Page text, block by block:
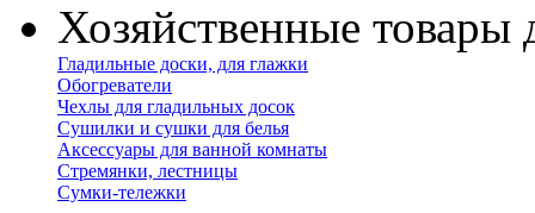
Хозяйственные товары
Гладильные доски, для глажки
Обогреватели
Чехлы для гладильных досок
Сушилки и сушки для белья
Аксессуары для ванной комнаты
Стремянки, лестницы
Сумки-тележки